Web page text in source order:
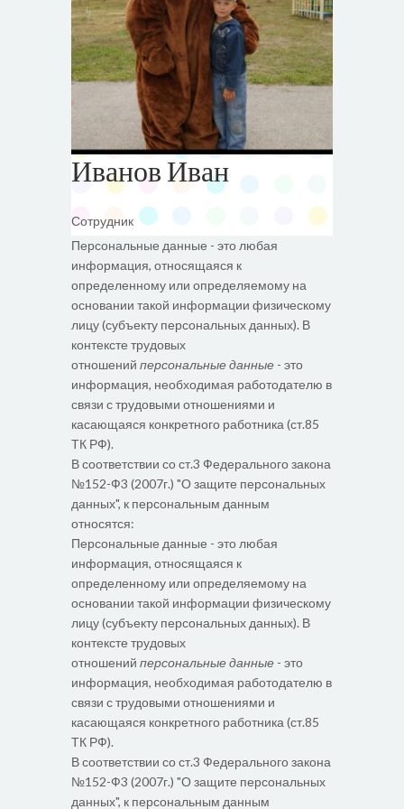
Иванов Иван
Сотрудник
Персональные данные - это любая
информация, относящаяся к
определенному или определяемому на
основании такой информации физическому
лицу (субъекту персональных данных). В
контексте трудовых
отношений персональные данные - это
информация, необходимая работодателю в
связи с трудовыми отношениями и
касающаяся конкретного работника (ст.85
ТК РФ).
В соответствии со ст.3 Федерального закона
№152-Ф3 (2007г.) "О защите персональных
данных", к персональным данным
относятся:
Персональные данные - это любая
информация, относящаяся к
определенному или определяемому на
основании такой информации физическому
лицу (субъекту персональных данных). В
контексте трудовых
отношений персональные данные - это
информация, необходимая работодателю в
связи с трудовыми отношениями и
касающаяся конкретного работника (ст.85
ТК РФ).
В соответствии со ст.3 Федерального закона
№152-Ф3 (2007г.) "О защите персональных
данных", к персональным данным